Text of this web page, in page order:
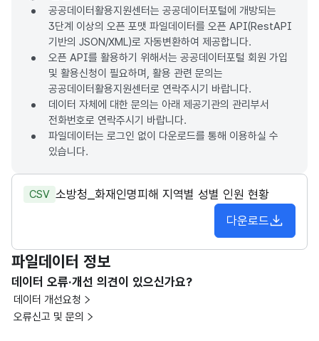
공공데이터활용지원센터는 공공데이터포털에 개방되는
3단계 이상의 오픈 포맷 파일데이터를 오픈 API(RestAPI
기반의 JSON/XML)로 자동변환하여 제공합니다.
오픈 API를 활용하기 위해서는 공공데이터포털 회원 가입
및 활용신청이 필요하며, 활용 관련 문의는
공공데이터활용지원센터로 연락주시기 바랍니다.
데이터 자체에 대한 문의는 아래 제공기관의 관리부서
전화번호로 연락주시기 바랍니다.
파일데이터는 로그인 없이 다운로드를 통해 이용하실 수
있습니다.
CSV 소방청_화재인명피해 지역별 성별 인원 현황
다운로드
파일데이터 정보
데이터 오류·개선 의견이 있으신가요?
데이터 개선요청
오류신고 및 문의